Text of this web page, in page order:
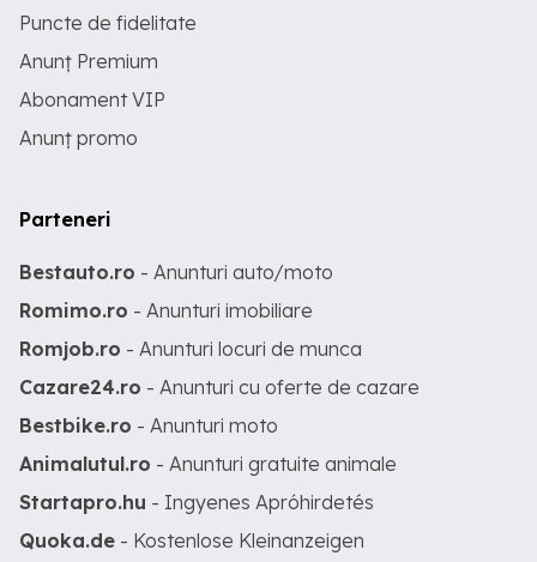
Puncte de fidelitate
Anunț Premium
Abonament VIP
Anunț promo
Parteneri
Bestauto.ro - Anunturi auto/moto
Romimo.ro - Anunturi imobiliare
Romjob.ro - Anunturi locuri de munca
Cazare24.ro - Anunturi cu oferte de cazare
Bestbike.ro - Anunturi moto
Animalutul.ro - Anunturi gratuite animale
Startapro.hu - Ingyenes Apróhirdetés
Quoka.de - Kostenlose Kleinanzeigen